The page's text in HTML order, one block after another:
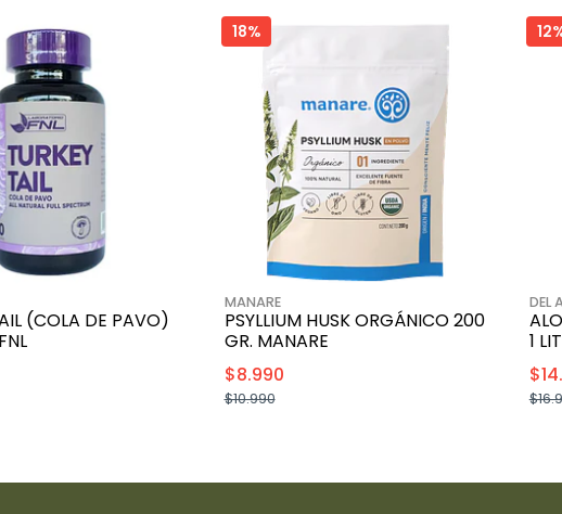
(COLA DE PAVO)
18%
MANARE
PSYLLIUM HUSK ORGÁNICO 200
GR. MANARE
$8.990
$10.990
DEL
1